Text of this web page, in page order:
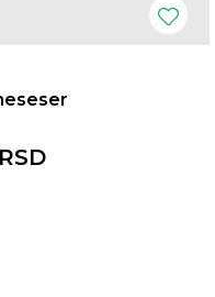
RSD